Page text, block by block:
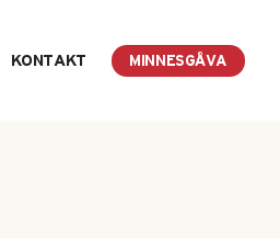
KONTAKT MINNESGÅVA